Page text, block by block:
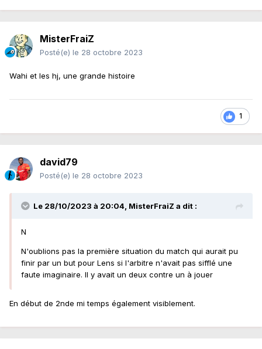
MisterFraiZ
Posté(e) le 28 octobre 2023
Wahi et les hj, une grande histoire
1
david79
Posté(e) le 28 octobre 2023
Le 28/10/2023 à 20:04, MisterFraiZ a dit :
N
N'oublions pas la première situation du match qui aurait pu
finir par un but pour Lens si l'arbitre n'avait pas sifflé une
faute imaginaire. Il y avait un deux contre un à jouer
En début de 2nde mi temps également visiblement.